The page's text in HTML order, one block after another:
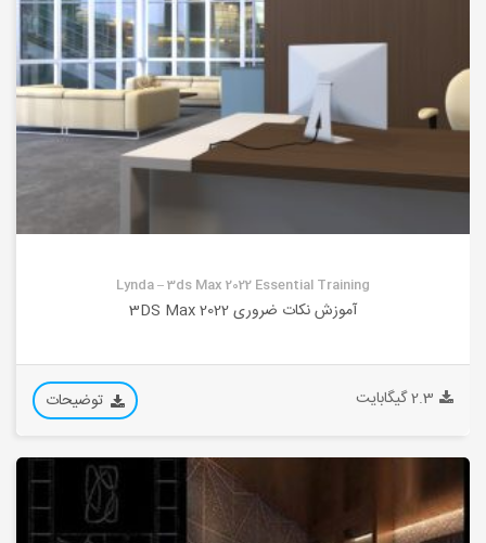
Lynda – 3ds Max 2022 Essential Training
آموزش نکات ضروری 3DS Max 2022
2.3 گیگابایت توضیحات